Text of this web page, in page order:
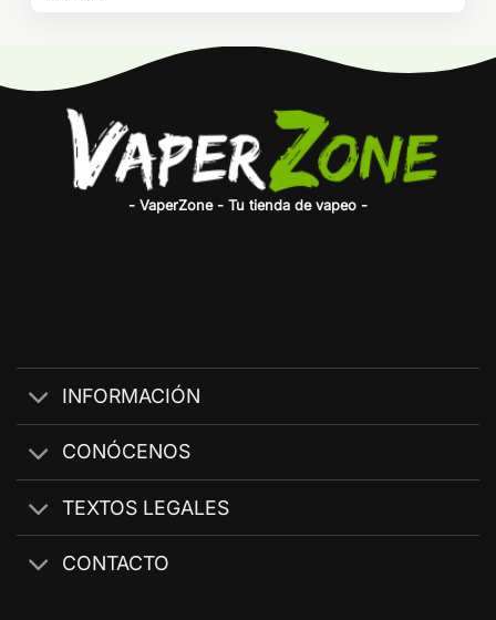
- VaperZone - Tu tienda de vapeo -
INFORMACIÓN
CONÓCENOS
TEXTOS LEGALES
CONTACTO